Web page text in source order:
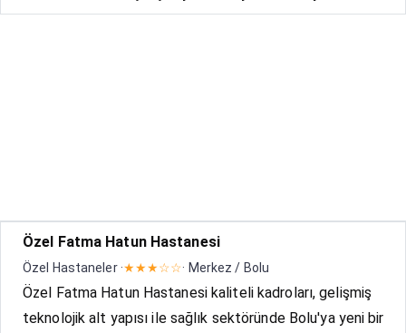
Özel Fatma Hatun Hastanesi
Özel Hastaneler ·★★★☆☆· Merkez / Bolu
Özel Fatma Hatun Hastanesi kaliteli kadroları, gelişmiş
teknolojik alt yapısı ile sağlık sektöründe Bolu'ya yeni bir